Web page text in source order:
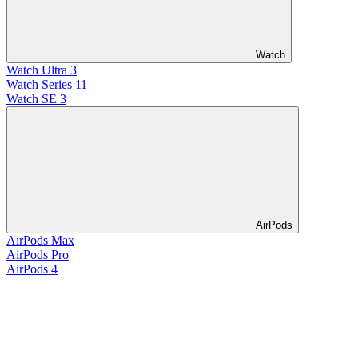
Watch
Watch Ultra 3
Watch Series 11
Watch SE 3
AirPods
AirPods Max
AirPods Pro
AirPods 4